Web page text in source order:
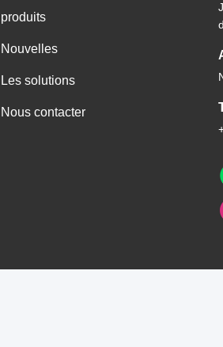
produits
Nouvelles
Les solutions
Nous contacter